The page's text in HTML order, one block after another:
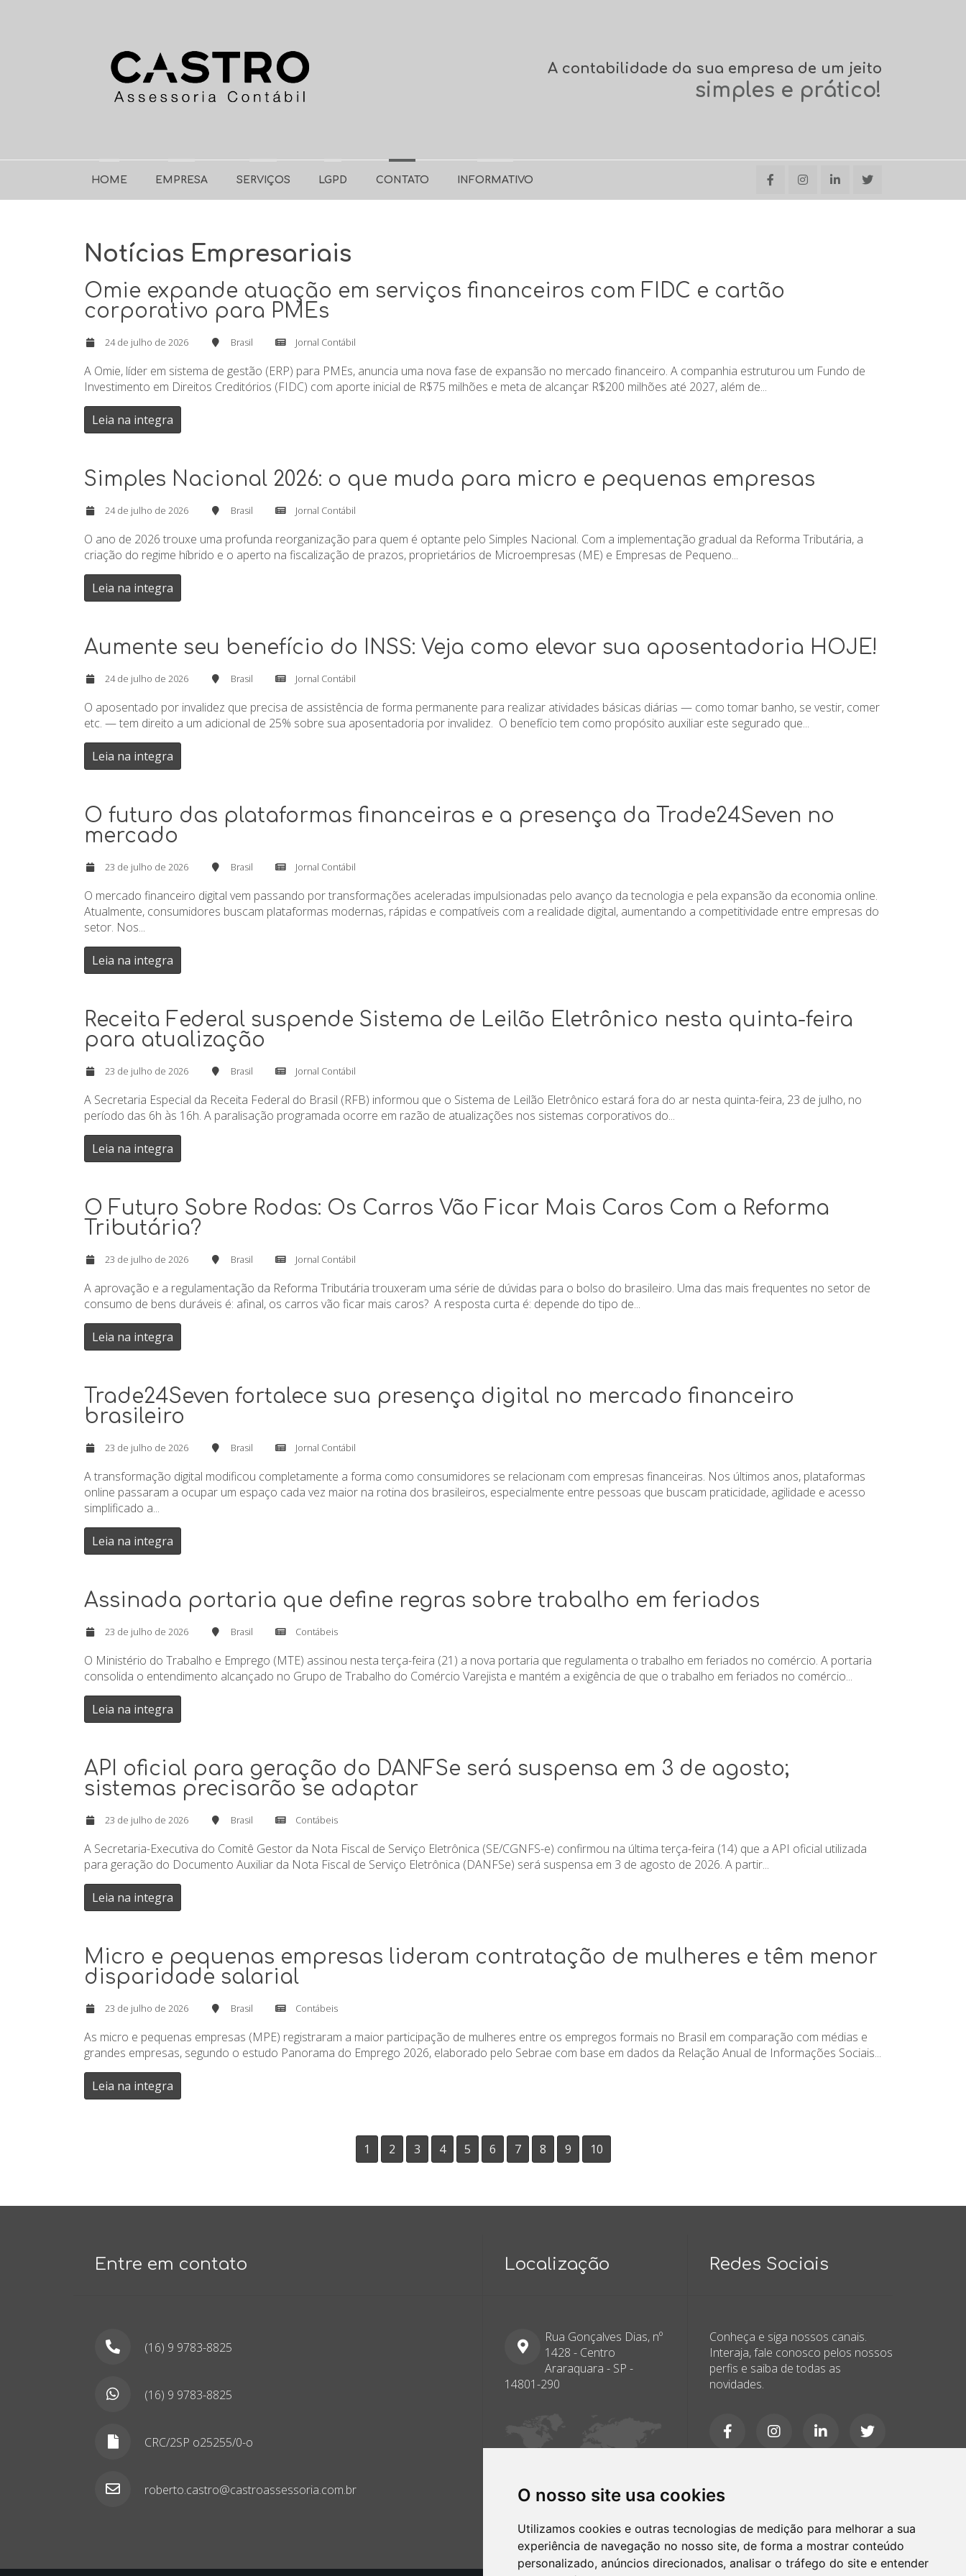
O nosso site usa cookies
Utilizamos cookies e outras tecnologias de medição para melhorar a sua
experiência de navegação no nosso site, de forma a mostrar conteúdo
personalizado, anúncios direcionados, analisar o tráfego do site e entender
A contabilidade da sua empresa de um jeito
simples e prático!
HOME EMPRESA SERVIÇOS LGPD CONTATO INFORMATIVO
Notícias Empresariais
Omie expande atuação em serviços financeiros com FIDC e cartão
corporativo para PMEs
24 de julho de 2026 Brasil Jornal Contábil
A Omie, líder em sistema de gestão (ERP) para PMEs, anuncia uma nova fase de expansão no mercado financeiro. A companhia estruturou um Fundo de
Investimento em Direitos Creditórios (FIDC) com aporte inicial de R$75 milhões e meta de alcançar R$200 milhões até 2027, além de...
Leia na integra
Simples Nacional 2026: o que muda para micro e pequenas empresas
24 de julho de 2026 Brasil Jornal Contábil
O ano de 2026 trouxe uma profunda reorganização para quem é optante pelo Simples Nacional. Com a implementação gradual da Reforma Tributária, a
criação do regime híbrido e o aperto na fiscalização de prazos, proprietários de Microempresas (ME) e Empresas de Pequeno...
Leia na integra
Aumente seu benefício do INSS: Veja como elevar sua aposentadoria HOJE!
24 de julho de 2026 Brasil Jornal Contábil
O aposentado por invalidez que precisa de assistência de forma permanente para realizar atividades básicas diárias — como tomar banho, se vestir, comer
etc. — tem direito a um adicional de 25% sobre sua aposentadoria por invalidez. O benefício tem como propósito auxiliar este segurado que...
Leia na integra
O futuro das plataformas financeiras e a presença da Trade24Seven no
mercado
23 de julho de 2026 Brasil Jornal Contábil
O mercado financeiro digital vem passando por transformações aceleradas impulsionadas pelo avanço da tecnologia e pela expansão da economia online.
Atualmente, consumidores buscam plataformas modernas, rápidas e compatíveis com a realidade digital, aumentando a competitividade entre empresas do
setor. Nos...
Leia na integra
Receita Federal suspende Sistema de Leilão Eletrônico nesta quinta-feira
para atualização
23 de julho de 2026 Brasil Jornal Contábil
A Secretaria Especial da Receita Federal do Brasil (RFB) informou que o Sistema de Leilão Eletrônico estará fora do ar nesta quinta-feira, 23 de julho, no
período das 6h às 16h. A paralisação programada ocorre em razão de atualizações nos sistemas corporativos do...
Leia na integra
O Futuro Sobre Rodas: Os Carros Vão Ficar Mais Caros Com a Reforma
Tributária?
23 de julho de 2026 Brasil Jornal Contábil
A aprovação e a regulamentação da Reforma Tributária trouxeram uma série de dúvidas para o bolso do brasileiro. Uma das mais frequentes no setor de
consumo de bens duráveis é: afinal, os carros vão ficar mais caros? A resposta curta é: depende do tipo de...
Leia na integra
Trade24Seven fortalece sua presença digital no mercado financeiro
brasileiro
23 de julho de 2026 Brasil Jornal Contábil
A transformação digital modificou completamente a forma como consumidores se relacionam com empresas financeiras. Nos últimos anos, plataformas
online passaram a ocupar um espaço cada vez maior na rotina dos brasileiros, especialmente entre pessoas que buscam praticidade, agilidade e acesso
simplificado a...
Leia na integra
Assinada portaria que define regras sobre trabalho em feriados
23 de julho de 2026 Brasil Contábeis
O Ministério do Trabalho e Emprego (MTE) assinou nesta terça-feira (21) a nova portaria que regulamenta o trabalho em feriados no comércio. A portaria
consolida o entendimento alcançado no Grupo de Trabalho do Comércio Varejista e mantém a exigência de que o trabalho em feriados no comércio...
Leia na integra
API oficial para geração do DANFSe será suspensa em 3 de agosto;
sistemas precisarão se adaptar
23 de julho de 2026 Brasil Contábeis
A Secretaria-Executiva do Comitê Gestor da Nota Fiscal de Serviço Eletrônica (SE/CGNFS-e) confirmou na última terça-feira (14) que a API oficial utilizada
para geração do Documento Auxiliar da Nota Fiscal de Serviço Eletrônica (DANFSe) será suspensa em 3 de agosto de 2026. A partir...
Leia na integra
Micro e pequenas empresas lideram contratação de mulheres e têm menor
disparidade salarial
23 de julho de 2026 Brasil Contábeis
As micro e pequenas empresas (MPE) registraram a maior participação de mulheres entre os empregos formais no Brasil em comparação com médias e
grandes empresas, segundo o estudo Panorama do Emprego 2026, elaborado pelo Sebrae com base em dados da Relação Anual de Informações Sociais...
Leia na integra
1 2 3 4 5 6 7 8 9 10
Entre em contato
(16) 9 9783-8825
(16) 9 9783-8825
CRC/2SP o25255/0-o
roberto.castro@castroassessoria.com.br
Localização
Rua Gonçalves Dias, nº
1428 - Centro
Araraquara - SP -
14801-290
Redes Sociais
Conheça e siga nossos canais.
Interaja, fale conosco pelos nossos
perfis e saiba de todas as
novidades.